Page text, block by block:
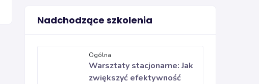
Nadchodzące szkolenia
Ogólna
Warsztaty stacjonarne: Jak
zwiększyć efektywność